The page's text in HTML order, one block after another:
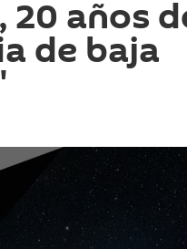
20 años
de baja